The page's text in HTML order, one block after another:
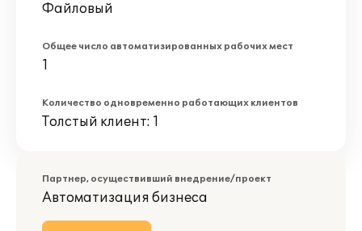
Файловый
Общее число автоматизированных рабочих мест
1
Количество одновременно работающих клиентов
Толстый клиент: 1
Партнер, осуществивший внедрение/проект
Автоматизация бизнеса